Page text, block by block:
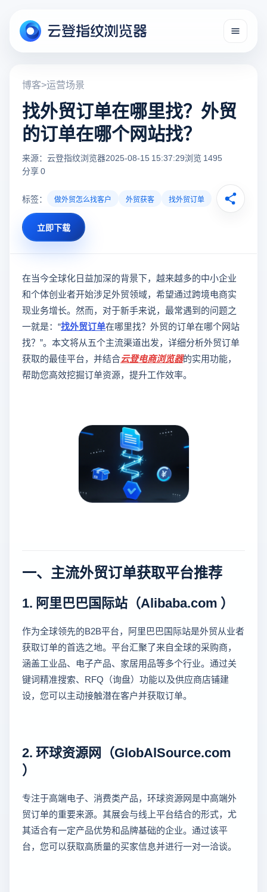
博客>运营场景
找外贸订单在哪里找？外贸
的订单在哪个网站找？
来源：云登指纹浏览器2025-08-15 15:37:29浏览 1495
分享 0
标签： 做外贸怎么找客户 外贸获客 找外贸订单
立即下载
在当今全球化日益加深的背景下，越来越多的中小企业
和个体创业者开始涉足外贸领域，希望通过跨境电商实
现业务增长。然而，对于新手来说，最常遇到的问题之
一就是：“找外贸订单在哪里找？外贸的订单在哪个网站
找？”。本文将从五个主流渠道出发，详细分析外贸订单
获取的最佳平台，并结合云登电商浏览器的实用功能，
帮助您高效挖掘订单资源，提升工作效率。
一、主流外贸订单获取平台推荐
1. 阿里巴巴国际站（Alibaba.com ）
作为全球领先的B2B平台，阿里巴巴国际站是外贸从业者
获取订单的首选之地。平台汇聚了来自全球的采购商，
涵盖工业品、电子产品、家居用品等多个行业。通过关
键词精准搜索、RFQ（询盘）功能以及供应商店铺建
设，您可以主动接触潜在客户并获取订单。
2. 环球资源网（GlobAlSource.com
）
专注于高端电子、消费类产品，环球资源网是中高端外
贸订单的重要来源。其展会与线上平台结合的形式，尤
其适合有一定产品优势和品牌基础的企业。通过该平
台，您可以获取高质量的买家信息并进行一对一洽谈。